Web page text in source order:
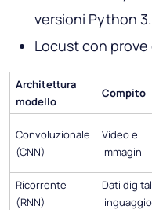
versioni Python
Locust con prove
Architettura
modello
Compito
Convoluzionale
(CNN)
Video e
immagini
Ricorrente
(RNN)
Dati
linguaggio